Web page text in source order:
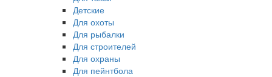
Детские
Для охоты
Для рыбалки
Для строителей
Для охраны
Для пейнтбола